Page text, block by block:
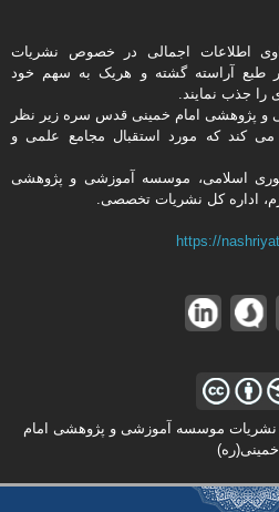
اطلاعات اجمالی در خصوص نشریات
طبع آراسته گشته و هریک به سهم خود
را جذب نمایند.
و پژوهشی امام خمینی قدس سره زیر نظر
نشریه چاپ می کند که مورد استقبال مجامع علمی و
اسلامی، موسسه آموزشی و پژوهشی
اداره كل نشریات تخصصی.
https://
نشریات موسسه آموزشی و پژوهشی امام
خمینی(ره)